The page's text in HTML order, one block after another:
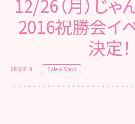
12/26（月）じ
2016祝勝会イ
決定！
2016.12.19 Cafe & Shop